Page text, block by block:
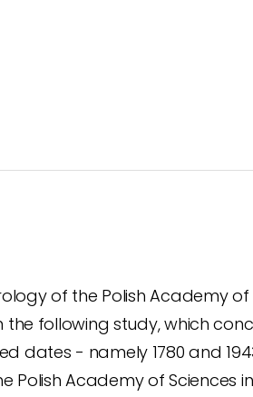
of the Polish Academy
following study, which
- namely 1780 and
Academy of Sciences